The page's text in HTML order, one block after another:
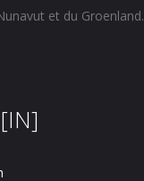
et du Groenland.